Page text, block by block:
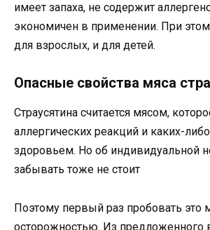
имеет запаха, не содержит
экономичен в применении. При
для взрослых, и для детей.
Опасные свойства мяса
Страусятина считается мясом,
аллергических реакций и каких-
здоровьем. Но об индивидуальной
забывать тоже не стоит
Поэтому первый раз пробовать это
осторожностью. Из предложенного